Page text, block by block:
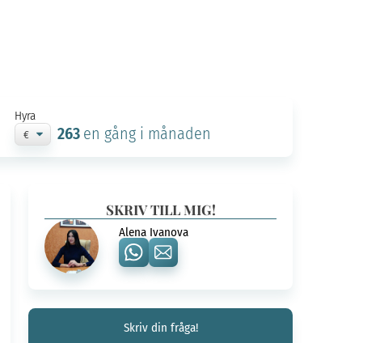
Hyra
263en gång i månaden
SKRIV TILL MIG!
Alena Ivanova
Skriv din fråga!